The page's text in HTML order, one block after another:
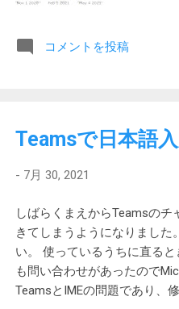
がや
しく
石川
（従
く事
を作
で2軸
はそ
コメントを投稿
Teamsで日本語
- 7月 30, 2021
しばらくまえからTeamsの
きてしまうようになりまし
い。 使っているうちに直る
も問い合わせがあったので
TeamsとIMEの問題であり、